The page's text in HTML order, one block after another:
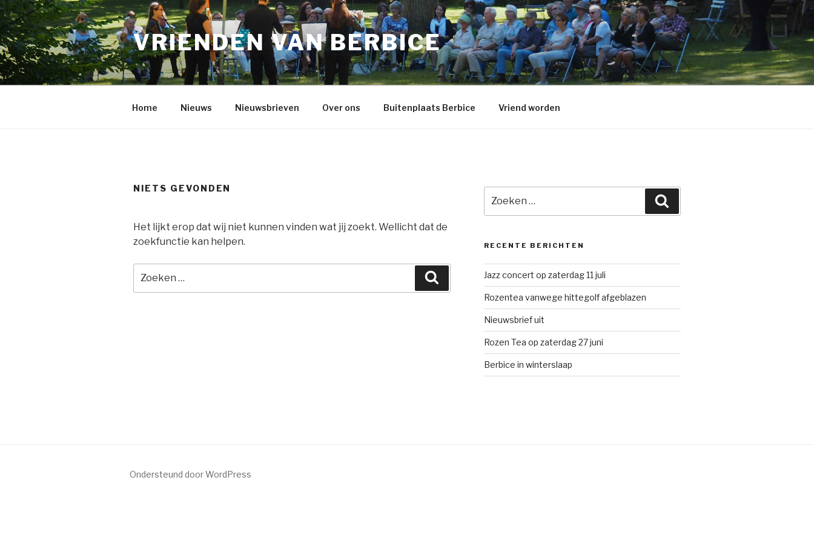
Naar
de
inhoud
springen
VRIENDEN VAN BERBICE
Home Nieuws Nieuwsbrieven Over ons Buitenplaats Berbice Vriend worden
NIETS GEVONDEN
Het lijkt erop dat wij niet kunnen vinden wat jij zoekt. Wellicht dat de
zoekfunctie kan helpen.
naar:
naar:
RECENTE BERICHTEN
Jazz concert op zaterdag 11 juli
Rozentea vanwege hittegolf afgeblazen
Nieuwsbrief uit
Rozen Tea op zaterdag 27 juni
Berbice in winterslaap
Ondersteund door WordPress